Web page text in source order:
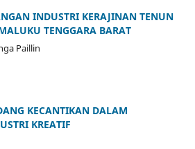
INDUSTRI KERAJINAN TENUN
TENGGARA BARAT
Paillin
KECANTIKAN DALAM
KREATIF